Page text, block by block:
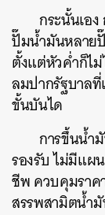
กระนั้นเอ
ปั๊มน้ำมันหลาย
ตั้งแต่หัวค่ำก็ไ
ลมปากรัฐบาล
ขั้นบันได
การขึ้นน้ำ
รองรับ ไม่มีแผ
ชีพ ควบคุมราค
สรรพสามิตน้ำ